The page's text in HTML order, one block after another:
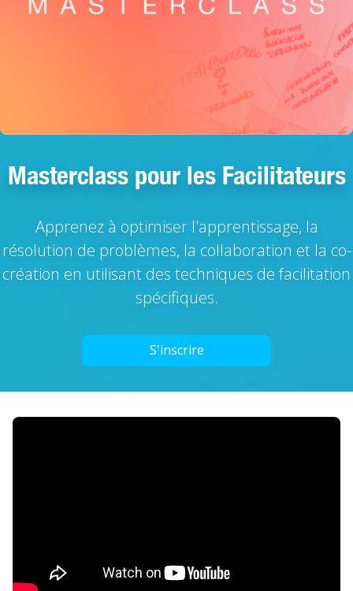
Masterclass pour les Facilitateurs
Apprenez à optimiser l'apprentissage, la
résolution de problèmes, la collaboration et la co-
création en utilisant des techniques de facilitation
spécifiques.
S'inscrire